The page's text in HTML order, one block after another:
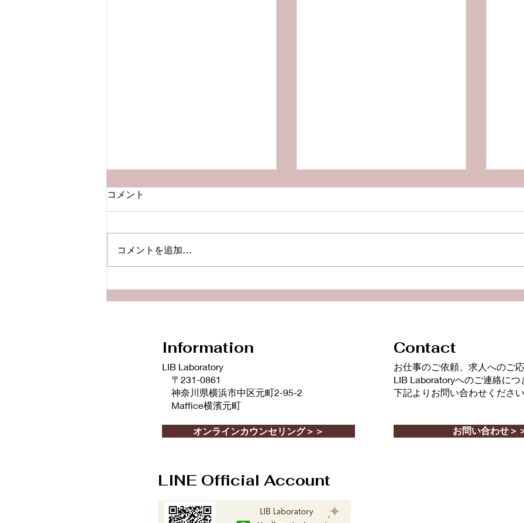
上の子がかわいいと思えな
コロナ禍でストレスフリーに
そ
コメント
コメントを追加…
Information
LIB Laboratory
〒231-0861
神奈川県横浜市中区元町2-95-2
Maffice横濱元町
info@liblaboratory.com
オンラインカウンセリング＞＞
Contact
お仕事のご依頼、求人へのご応
LIB Laboratoryへのご連絡につ
下記よりお問い合わせください
お問い合わせ＞
LINE Official Account